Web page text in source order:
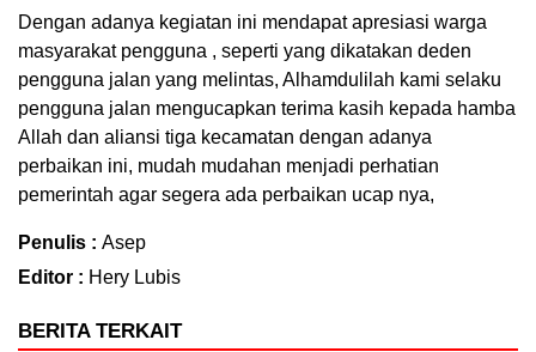
Dengan adanya kegiatan ini mendapat apresiasi warga
masyarakat pengguna , seperti yang dikatakan deden
pengguna jalan yang melintas, Alhamdulilah kami selaku
pengguna jalan mengucapkan terima kasih kepada hamba
Allah dan aliansi tiga kecamatan dengan adanya
perbaikan ini, mudah mudahan menjadi perhatian
pemerintah agar segera ada perbaikan ucap nya,
Penulis : Asep
Editor : Hery Lubis
BERITA TERKAIT